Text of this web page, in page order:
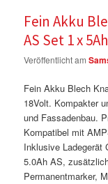
Fein Akku
AS Set 1 x
Veröffentlicht am
Fein Akku Blech
18Volt. Kompakter
und Fassadenbau.
Kompatibel mit
Inklusive Ladegerät
5.0Ah AS,
Permanentmarker,